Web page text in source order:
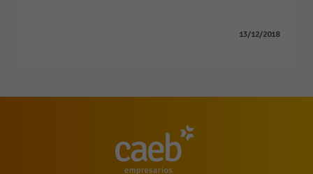
13/12/2018